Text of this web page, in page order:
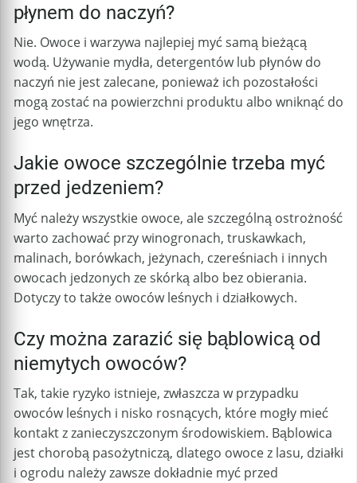
płynem do naczyń?
Nie. Owoce i warzywa najlepiej myć samą bieżącą
wodą. Używanie mydła, detergentów lub płynów do
naczyń nie jest zalecane, ponieważ ich pozostałości
mogą zostać na powierzchni produktu albo wniknąć do
jego wnętrza.
Jakie owoce szczególnie trzeba myć
przed jedzeniem?
Myć należy wszystkie owoce, ale szczególną ostrożność
warto zachować przy winogronach, truskawkach,
malinach, borówkach, jeżynach, czereśniach i innych
owocach jedzonych ze skórką albo bez obierania.
Dotyczy to także owoców leśnych i działkowych.
Czy można zarazić się bąblowicą od
niemytych owoców?
Tak, takie ryzyko istnieje, zwłaszcza w przypadku
owoców leśnych i nisko rosnących, które mogły mieć
kontakt z zanieczyszczonym środowiskiem. Bąblowica
jest chorobą pasożytniczą, dlatego owoce z lasu, działki
i ogrodu należy zawsze dokładnie myć przed